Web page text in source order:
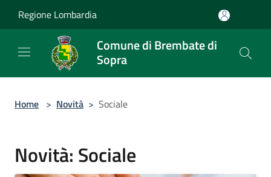
Regione Lombardia
Comune di Brembate di
Sopra
Home > Novità > Sociale
Novità: Sociale